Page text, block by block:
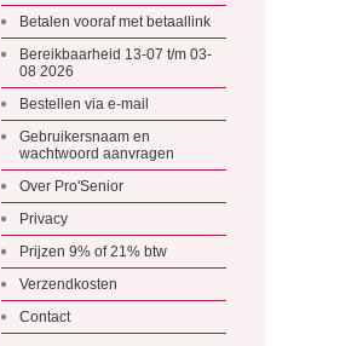
Betalen vooraf met betaallink
Bereikbaarheid 13-07 t/m 03-
08 2026
Bestellen via e-mail
Gebruikersnaam en
wachtwoord aanvragen
Over Pro'Senior
Privacy
Prijzen 9% of 21% btw
Verzendkosten
Contact